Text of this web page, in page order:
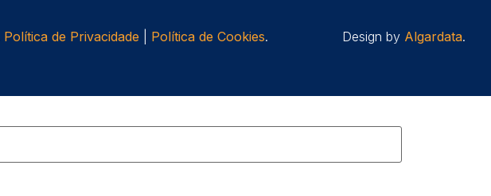
Política de Privacidade Política de Cookies. Design by Algardata.